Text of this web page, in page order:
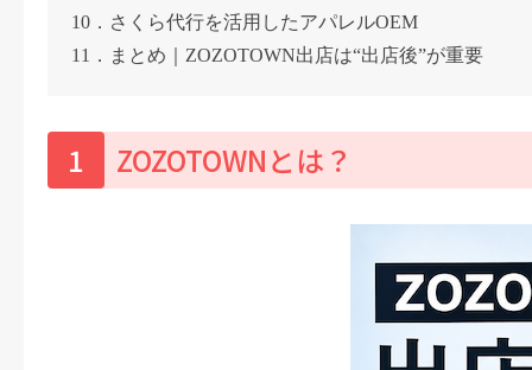
10．さくら代行を活用したアパレルOEM
11．まとめ｜ZOZOTOWN出店は“出店後”が重要
1 ZOZOTOWNとは？